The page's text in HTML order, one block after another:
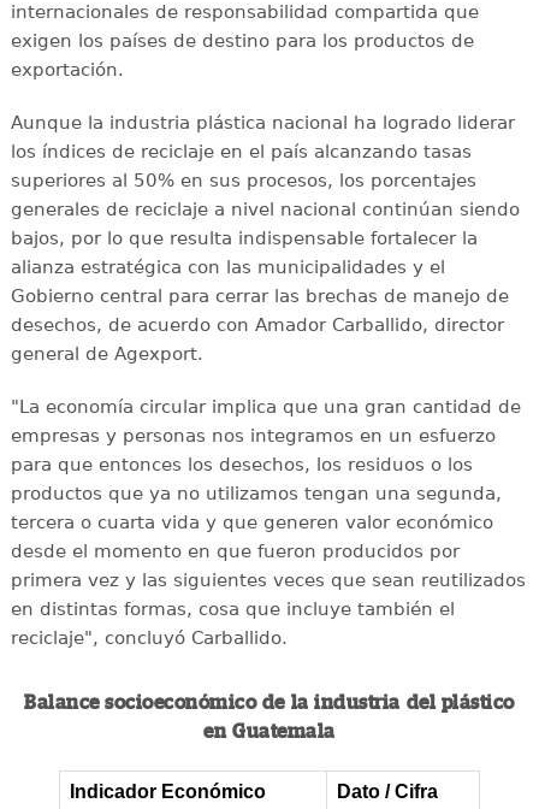
internacionales de responsabilidad compartida que
exigen los países de destino para los productos de
exportación.
Aunque la industria plástica nacional ha logrado liderar
los índices de reciclaje en el país alcanzando tasas
superiores al 50% en sus procesos, los porcentajes
generales de reciclaje a nivel nacional continúan siendo
bajos, por lo que resulta indispensable fortalecer la
alianza estratégica con las municipalidades y el
Gobierno central para cerrar las brechas de manejo de
desechos, de acuerdo con Amador Carballido, director
general de Agexport.
"La economía circular implica que una gran cantidad de
empresas y personas nos integramos en un esfuerzo
para que entonces los desechos, los residuos o los
productos que ya no utilizamos tengan una segunda,
tercera o cuarta vida y que generen valor económico
desde el momento en que fueron producidos por
primera vez y las siguientes veces que sean reutilizados
en distintas formas, cosa que incluye también el
reciclaje", concluyó Carballido.
Balance socioeconómico de la industria del plástico
en Guatemala
Indicador Económico Dato / Cifra